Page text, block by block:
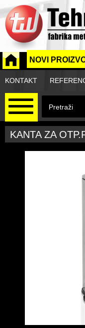
NOVI
KONTAKT
KANTA ZA